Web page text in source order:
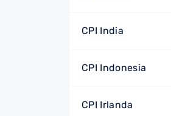
CPI India
CPI Indonesia
CPI Irlanda